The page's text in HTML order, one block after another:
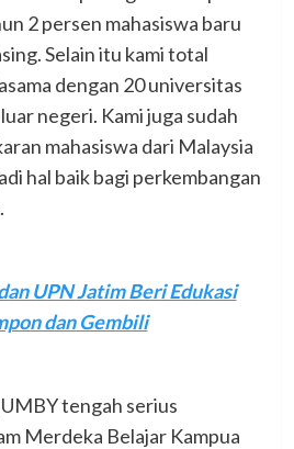
2 persen mahasiswa baru
Selain itu kami total
dengan 20 universitas
negeri. Kami juga sudah
mahasiswa dari Malaysia
hal baik bagi perkembangan
UPN Jatim Beri Edukasi
dan Gembili
tengah serius
Merdeka Belajar Kampua